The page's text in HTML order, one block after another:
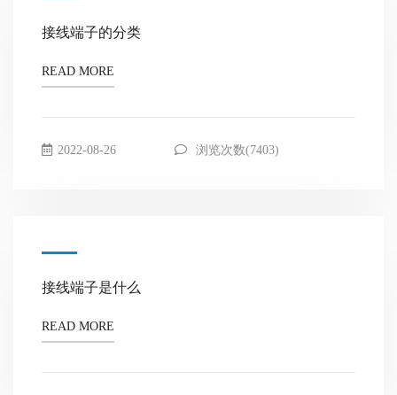
接线端子的分类
READ MORE
2022-08-26 浏览次数(7403)
接线端子是什么
READ MORE